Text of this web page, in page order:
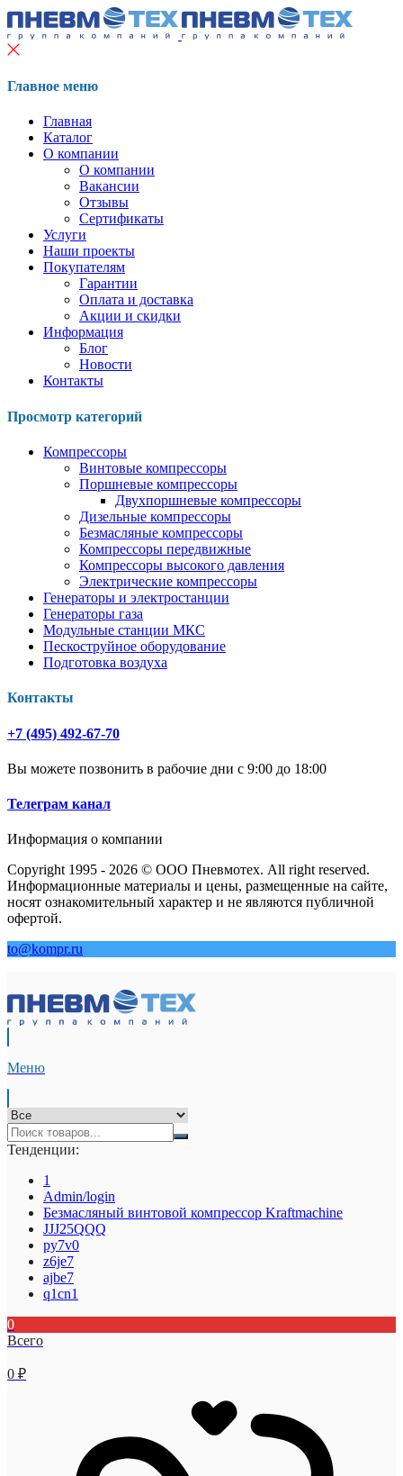
Главное меню
Главная
Каталог
О компании
О компании
Вакансии
Отзывы
Сертификаты
Услуги
Наши проекты
Покупателям
Гарантии
Оплата и доставка
Акции и скидки
Информация
Блог
Новости
Контакты
Просмотр категорий
Компрессоры
Винтовые компрессоры
Поршневые компрессоры
Двухпоршневые компрессоры
Дизельные компрессоры
Безмасляные компрессоры
Компрессоры передвижные
Компрессоры высокого давления
Электрические компрессоры
Генераторы и электростанции
Генераторы газа
Модульные станции МКС
Пескоструйное оборудование
Подготовка воздуха
Контакты
+7 (495) 492-67-70
Вы можете позвонить в рабочие дни с 9:00 до 18:00
Телеграм канал
Информация о компании
Copyright 1995 - 2026 © ООО Пневмотех. All right reserved.
Информационные материалы и цены, размещенные на сайте,
носят ознакомительный характер и не являются публичной
офертой.
to@kompr.ru
Меню
Тенденции:
1
Admin/login
Безмасляный винтовой компрессор Kraftmaсhine
JJJ25QQQ
py7v0
z6je7
ajbe7
q1cn1
0
Всего
0 ₽